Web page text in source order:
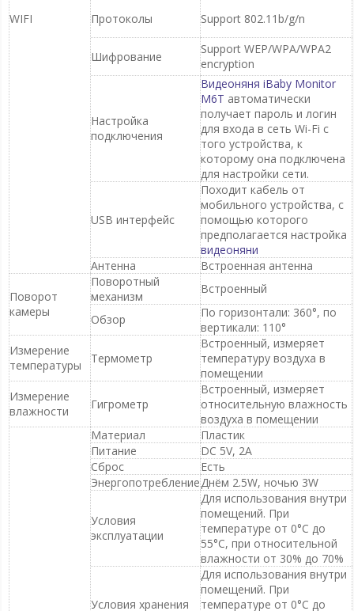
WIFI
Протоколы Support 802.11b/g/n
Шифрование
Support WEP/WPA/WPA2
encryption
Настройка
подключения
Видеоняня iBaby Monitor
M6T автоматически
получает пароль и логин
для входа в сеть Wi-Fi с
того устройства, к
которому она подключена
для настройки сети.
USB интерфейс
Походит кабель от
мобильного устройства, с
помощью которого
предполагается настройка
видеоняни
Антенна
Встроенная антенна
Поворот
камеры
Поворотный
механизм
Встроенный
Обзор
По горизонтали: 360°, по
вертикали: 110°
Измерение
температуры
Термометр
Встроенный, измеряет
температуру воздуха в
помещении
Измерение
влажности
Гигрометр
Встроенный, измеряет
относительную влажность
воздуха в помещении
Материал
Пластик
Питание
DC 5V, 2A
Сброс
Есть
ЭнергопотреблениеДнём 2.5W, ночью 3W
Условия
эксплуатации
Для использования внутри
помещений. При
температуре от 0°C до
55°C, при относительной
влажности от 30% до 70%
Условия хранения
Для использования внутри
помещений. При
температуре от 0°C до